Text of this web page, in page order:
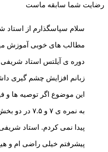
رضایت شما سابقه ماست
سلام سپاسگذارم از
مطالب های خوبی آموزش
دوره ی آیلتس استاد
زبانم افزایش چشم گیری
این موضوع اگر توصیه ها و
به نمره ی ۷ و
پیدا نمی کردم. استاد
پیشرفتم خیلی راضی ام و